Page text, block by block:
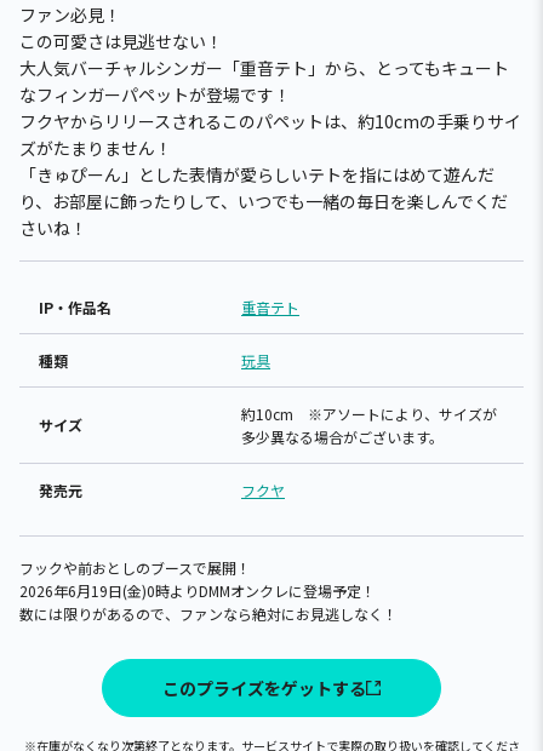
ファン必見！
この可愛さは見逃せない！
大人気バーチャルシンガー「重音テト」から、とってもキュート
なフィンガーパペットが登場です！
フクヤからリリースされるこのパペットは、約10cmの手乗りサイ
ズがたまりません！
「きゅぴーん」とした表情が愛らしいテトを指にはめて遊んだ
り、お部屋に飾ったりして、いつでも一緒の毎日を楽しんでくだ
さいね！
IP・作品名 重音テト
種類 玩具
サイズ
約10cm ※アソートにより、サイズが
多少異なる場合がございます。
発売元 フクヤ
フックや前おとしのブースで展開！
2026年6月19日(金)0時よりDMMオンクレに登場予定！
数には限りがあるので、ファンなら絶対にお見逃しなく！
このプライズをゲットする
※在庫がなくなり次第終了となります。サービスサイトで実際の取り扱いを確認してくださ